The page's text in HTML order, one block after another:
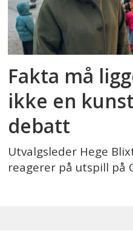
Fakta må
ikke en
debatt
Utvalgsleder Hege
reagerer på utspill på